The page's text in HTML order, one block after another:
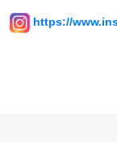
https://